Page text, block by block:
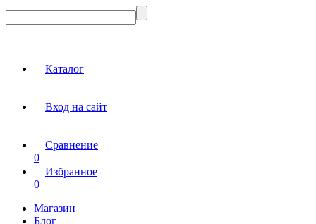
Каталог
Вход на сайт
Сравнение
0
Избранное
0
Магазин
Блог